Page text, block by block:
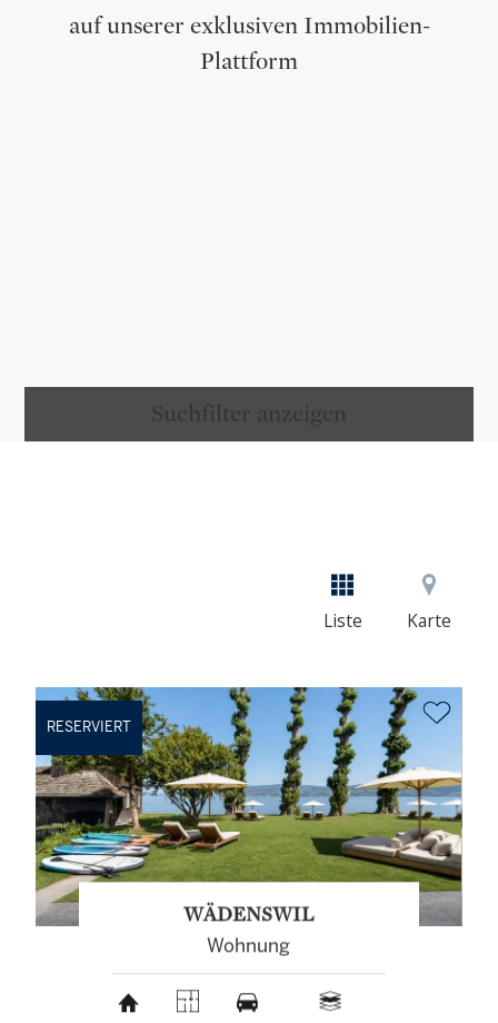
auf unserer exklusiven Immobilien-
Plattform
Suchfilter anzeigen
Liste Karte
RESERVIERT
WÄDENSWIL
Wohnung